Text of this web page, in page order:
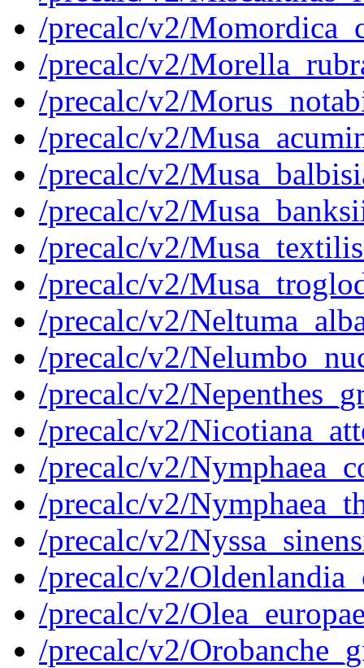
/precalc/v2/
/precalc/v2/
/precalc/v2/
/precalc/v2/
/precalc/v2/
/precalc/v2/
/precalc/v2/
/precalc/v2/
/precalc/v2/
/precalc/v2/
/precalc/v2/
/precalc/v2/
/precalc/v2/
/precalc/v2/
/precalc/v2/
/precalc/v2/
/precalc/v2/
/precalc/v2/